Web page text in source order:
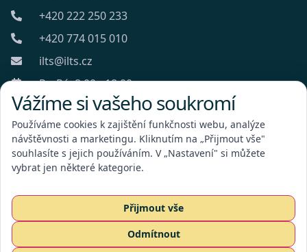
+420 222 250 233
+420 774 015 010
ilts@ilts.cz
Po-Pá: 8:00 - 18:00
I.L.T.S. Praha, s.r.o.
Vážíme si vašeho soukromí
Používáme cookies k zajištění funkčnosti webu, analýze
návštěvnosti a marketingu. Kliknutím na „Přijmout vše"
souhlasíte s jejich používáním. V „Nastavení" si můžete
vybrat jen některé kategorie.
Přijmout vše
Odmítnout